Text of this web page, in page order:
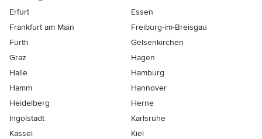
Erfurt
Essen
Frankfurt am Main
Freiburg-im-Breisgau
Fürth
Gelsenkirchen
Graz
Hagen
Halle
Hamburg
Hamm
Hannover
Heidelberg
Herne
Ingolstadt
Karlsruhe
Kassel
Kiel